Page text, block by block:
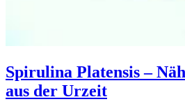
Spirulina Platensis –
aus der Urzeit